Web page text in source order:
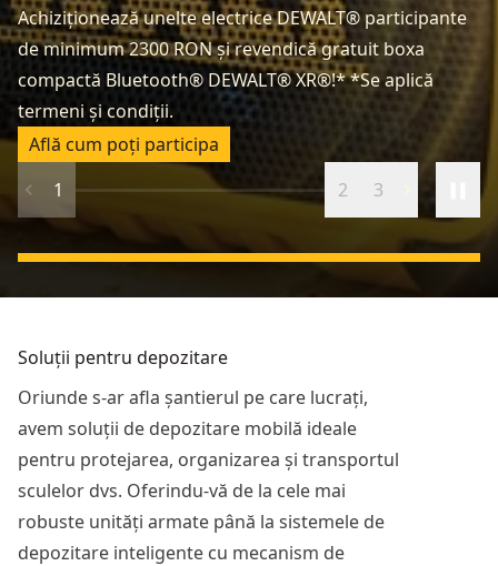
Achiziționează unelte electrice DEWALT® participante
de minimum 2300 RON și revendică gratuit boxa
compactă Bluetooth® DEWALT® XR®!* *Se aplică
termeni și condiții.
Află cum poți participa
1
2 3
Soluții pentru depozitare
Oriunde s-ar afla șantierul pe care lucrați,
avem soluții de depozitare mobilă ideale
pentru protejarea, organizarea și transportul
sculelor dvs. Oferindu-vă de la cele mai
robuste unități armate până la sistemele de
depozitare inteligente cu mecanism de